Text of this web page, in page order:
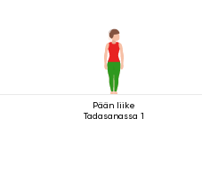
Pään liike
Tadasanassa 1